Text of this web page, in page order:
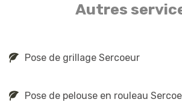
Autres
Pose de grillage Sercoeur
Pose de pelouse en rouleau